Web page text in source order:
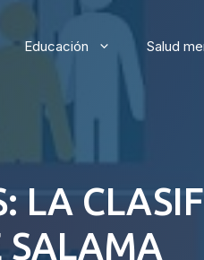
Educación Salud
LA
SALAMA